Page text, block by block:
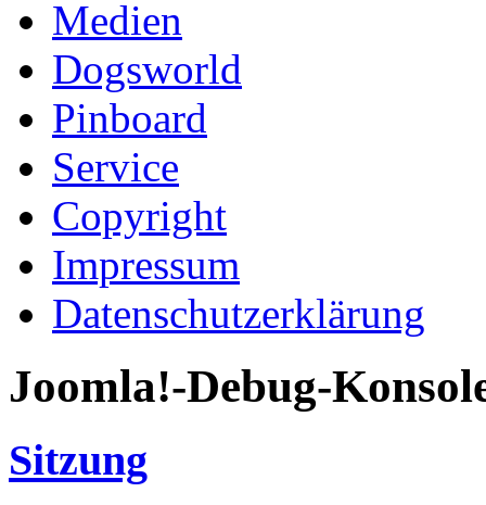
Medien
Dogsworld
Pinboard
Service
Copyright
Impressum
Datenschutzerklärung
Joomla!-Debug-
Sitzung